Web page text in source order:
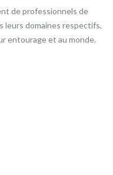
de professionnels de
leurs domaines respectifs,
entourage et au monde.